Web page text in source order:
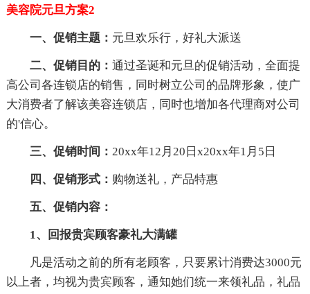
美容院元旦方案2
一、促销主题： 元旦欢乐行，好礼大派送
二、促销目的： 通过圣诞和元旦的促销活动，全面提
高公司各连锁店的销售，同时树立公司的品牌形象，使广
大消费者了解该美容连锁店，同时也增加各代理商对公司
的'信心。
三、促销时间： 20xx年12月20日x20xx年1月5日
四、促销形式： 购物送礼，产品特惠
五、促销内容：
1、回报贵宾顾客豪礼大满罐
凡是活动之前的所有老顾客，只要累计消费达3000元
以上者，均视为贵宾顾客，通知她们统一来领礼品，礼品